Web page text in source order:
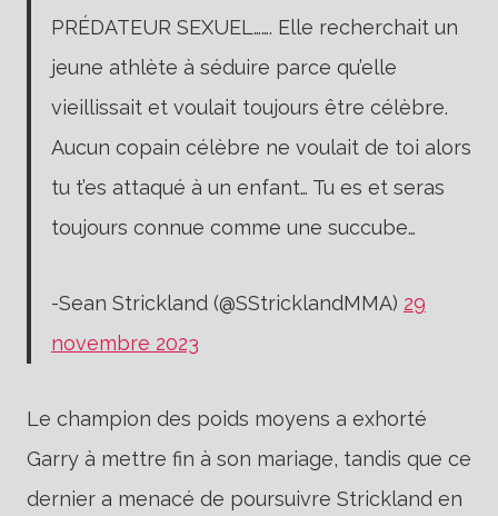
PRÉDATEUR SEXUEL……. Elle recherchait un
jeune athlète à séduire parce qu’elle
vieillissait et voulait toujours être célèbre.
Aucun copain célèbre ne voulait de toi alors
tu t’es attaqué à un enfant… Tu es et seras
toujours connue comme une succube…
-Sean Strickland (@SStricklandMMA) 29
novembre 2023
Le champion des poids moyens a exhorté
Garry à mettre fin à son mariage, tandis que ce
dernier a menacé de poursuivre Strickland en